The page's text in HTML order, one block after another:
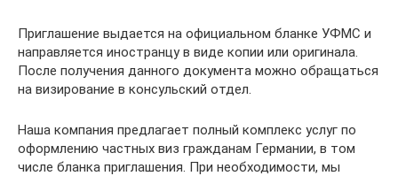
Приглашение выдается на официальном бланке УФМС и
направляется иностранцу в виде копии или оригинала.
После получения данного документа можно обращаться
на визирование в консульский отдел.
Наша компания предлагает полный комплекс услуг по
оформлению частных виз гражданам Германии, в том
числе бланка приглашения. При необходимости, мы